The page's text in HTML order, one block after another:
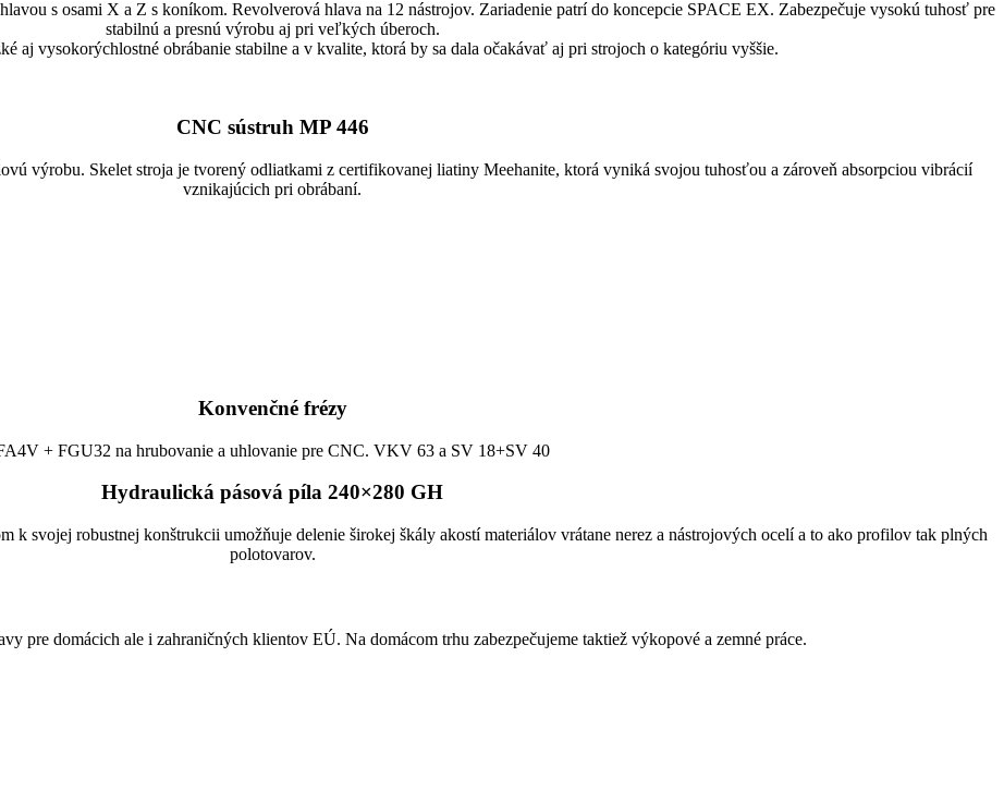
s osami X a Z s koníkom. Revolverová hlava na 12 nástrojov. Zariadenie patrí do koncepcie SPACE EX. Zabezpečuje vysokú tuhosť pre
stabilnú a presnú výrobu aj pri veľkých úberoch.
aj vysokorýchlostné obrábanie stabilne a v kvalite, ktorá by sa dala očakávať aj pri strojoch o kategóriu vyššie.
CNC sústruh MP 446
výrobu. Skelet stroja je tvorený odliatkami z certifikovanej liatiny Meehanite, ktorá vyniká svojou tuhosťou a zároveň absorpciou vibrácií
vznikajúcich pri obrábaní.
Konvenčné frézy
+ FGU32 na hrubovanie a uhlovanie pre CNC. VKV 63 a SV 18+SV 40
Hydraulická pásová píla 240×280 GH
k svojej robustnej konštrukcii umožňuje delenie širokej škály akostí materiálov vrátane nerez a nástrojových ocelí a to ako profilov tak plných
polotovarov.
pre domácich ale i zahraničných klientov EÚ. Na domácom trhu zabezpečujeme taktiež výkopové a zemné práce.